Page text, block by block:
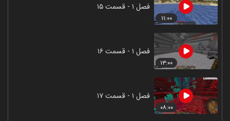
۱۱:۰۰
فصل ۱ - قسمت ۱۵
۱۳:۰۰
فصل ۱ - قسمت ۱۶
۰۸:۰۰
فصل ۱ - قسمت ۱۷